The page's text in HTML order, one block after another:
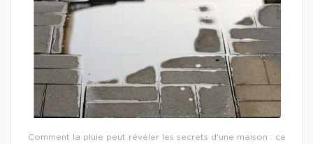
Comment la pluie peut révéler les secrets d'une maison : ce